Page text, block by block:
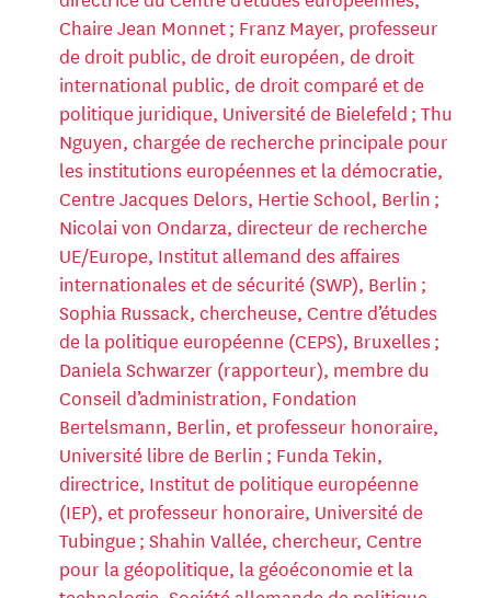
Chaire Jean Monnet ; Franz Mayer, professeur
de droit public, de droit européen, de droit
international public, de droit comparé et de
politique juridique, Université de Bielefeld ; Thu
Nguyen, chargée de recherche principale pour
les institutions européennes et la démocratie,
Centre Jacques Delors, Hertie School, Berlin ;
Nicolai von Ondarza, directeur de recherche
UE/Europe, Institut allemand des affaires
internationales et de sécurité (SWP), Berlin ;
Sophia Russack, chercheuse, Centre d’études
de la politique européenne (CEPS), Bruxelles ;
Daniela Schwarzer (rapporteur), membre du
Conseil d’administration, Fondation
Bertelsmann, Berlin, et professeur honoraire,
Université libre de Berlin ; Funda Tekin,
directrice, Institut de politique européenne
(IEP), et professeur honoraire, Université de
Tubingue ; Shahin Vallée, chercheur, Centre
pour la géopolitique, la géoéconomie et la